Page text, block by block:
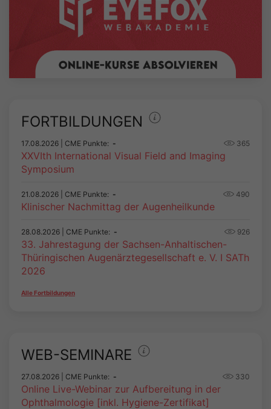
FORTBILDUNGEN
17.08.2026 | CME Punkte: - 365
XXVIth International Visual Field and Imaging
Symposium
21.08.2026 | CME Punkte: - 490
Klinischer Nachmittag der Augenheilkunde
28.08.2026 | CME Punkte: - 926
33. Jahrestagung der Sachsen-Anhaltischen-
Thüringischen Augenärztegesellschaft e. V. I SATh
2026
Alle Fortbildungen
WEB-SEMINARE
27.08.2026 | CME Punkte: - 330
Online Live-Webinar zur Aufbereitung in der
Ophthalmologie [inkl. Hygiene-Zertifikat]